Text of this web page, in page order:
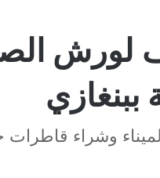
ببنغازي
وشراء قاطرات